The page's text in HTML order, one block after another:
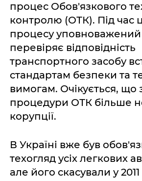
процес Обов'язкового
контролю (ОТК). Під час
процесу уповноважений
перевіряє відповідність
транспортного засобу
стандартам безпеки та
вимогам. Очікується, що
процедури ОТК більше
корупції.
В Україні вже був
техогляд усіх легкових
але його скасували у